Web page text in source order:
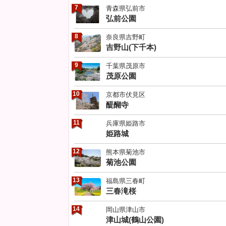
7 青森県弘前市
弘前公園
8 奈良県吉野町
吉野山(下千本)
9 千葉県茂原市
茂原公園
10 京都市伏見区
醍醐寺
11 兵庫県姫路市
姫路城
12 熊本県菊池市
菊池公園
13 福島県三春町
三春滝桜
14 岡山県津山市
津山城(鶴山公園)